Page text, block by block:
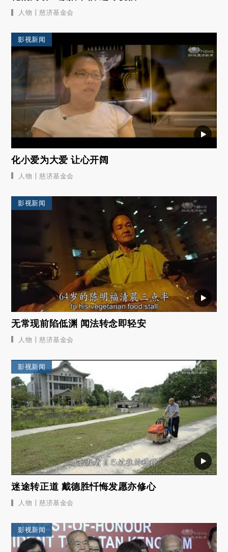
人物 | 慈济基金会
影视新闻
化小爱为大爱 让心开阔
人物 | 慈济基金会
影视新闻
无常现前陷低渊 闻法转念即轻安
人物 | 慈济基金会
影视新闻
迷途转正道 戴德胜忏悔发愿亦修心
人物 | 慈济基金会
影视新闻